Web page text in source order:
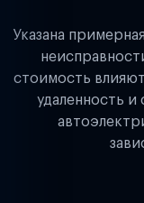
Указана
стоимость
удаленность